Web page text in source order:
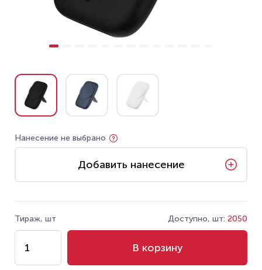
Нанесение не выбрано
Добавить нанесение
Тираж, шт Доступно, шт: 2050
В корзину